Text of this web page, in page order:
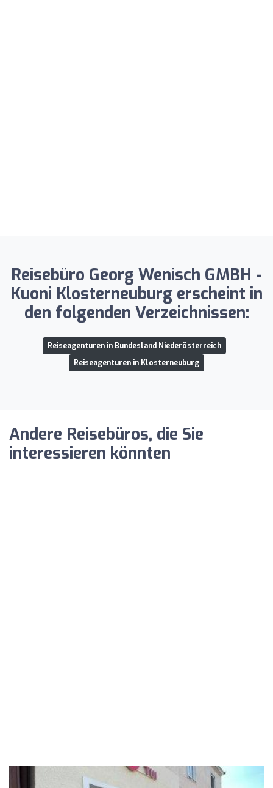
Reisebüro Georg Wenisch GMBH -
Kuoni Klosterneuburg erscheint in
den folgenden Verzeichnissen:
Reiseagenturen in Bundesland Niederösterreich
Reiseagenturen in Klosterneuburg
Andere Reisebüros, die Sie
interessieren könnten